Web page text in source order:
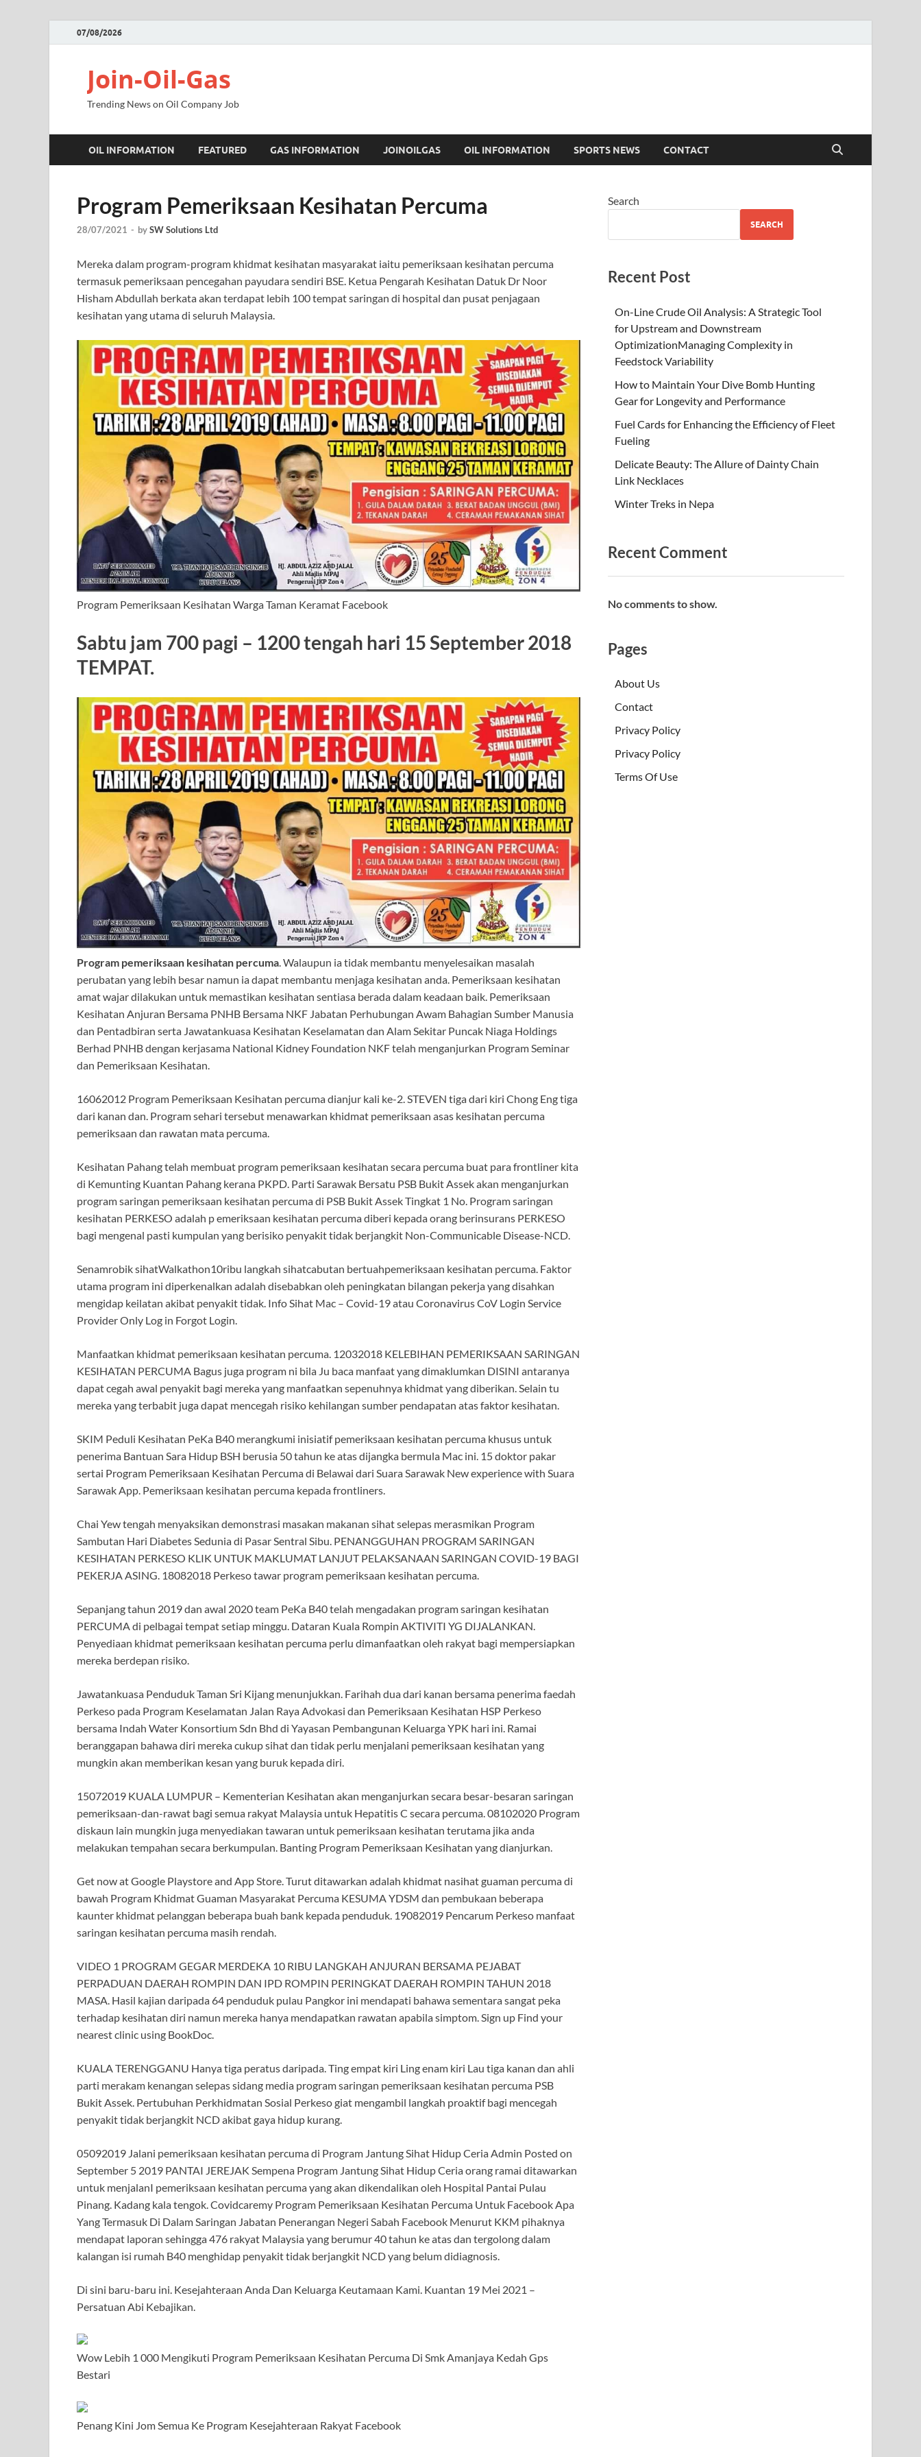
07/08/2026
Join-Oil-Gas
Trending News on Oil Company Job
OIL INFORMATION FEATURED GAS INFORMATION JOINOILGAS OIL INFORMATION SPORTS NEWS CONTACT
Program Pemeriksaan Kesihatan Percuma
28/07/2021 - bySW Solutions Ltd
Mereka dalam program-program khidmat kesihatan masyarakat iaitu pemeriksaan kesihatan percuma
termasuk pemeriksaan pencegahan payudara sendiri BSE. Ketua Pengarah Kesihatan Datuk Dr Noor
Hisham Abdullah berkata akan terdapat lebih 100 tempat saringan di hospital dan pusat penjagaan
kesihatan yang utama di seluruh Malaysia.
Program Pemeriksaan Kesihatan Warga Taman Keramat Facebook
Sabtu jam 700 pagi – 1200 tengah hari 15 September 2018
TEMPAT.
Program pemeriksaan kesihatan percuma. Walaupun ia tidak membantu menyelesaikan masalah
perubatan yang lebih besar namun ia dapat membantu menjaga kesihatan anda. Pemeriksaan kesihatan
amat wajar dilakukan untuk memastikan kesihatan sentiasa berada dalam keadaan baik. Pemeriksaan
Kesihatan Anjuran Bersama PNHB Bersama NKF Jabatan Perhubungan Awam Bahagian Sumber Manusia
dan Pentadbiran serta Jawatankuasa Kesihatan Keselamatan dan Alam Sekitar Puncak Niaga Holdings
Berhad PNHB dengan kerjasama National Kidney Foundation NKF telah menganjurkan Program Seminar
dan Pemeriksaan Kesihatan.
16062012 Program Pemeriksaan Kesihatan percuma dianjur kali ke-2. STEVEN tiga dari kiri Chong Eng tiga
dari kanan dan. Program sehari tersebut menawarkan khidmat pemeriksaan asas kesihatan percuma
pemeriksaan dan rawatan mata percuma.
Kesihatan Pahang telah membuat program pemeriksaan kesihatan secara percuma buat para frontliner kita
di Kemunting Kuantan Pahang kerana PKPD. Parti Sarawak Bersatu PSB Bukit Assek akan menganjurkan
program saringan pemeriksaan kesihatan percuma di PSB Bukit Assek Tingkat 1 No. Program saringan
kesihatan PERKESO adalah p emeriksaan kesihatan percuma diberi kepada orang berinsurans PERKESO
bagi mengenal pasti kumpulan yang berisiko penyakit tidak berjangkit Non-Communicable Disease-NCD.
Senamrobik sihatWalkathon10ribu langkah sihatcabutan bertuahpemeriksaan kesihatan percuma. Faktor
utama program ini diperkenalkan adalah disebabkan oleh peningkatan bilangan pekerja yang disahkan
mengidap keilatan akibat penyakit tidak. Info Sihat Mac – Covid-19 atau Coronavirus CoV Login Service
Provider Only Log in Forgot Login.
Manfaatkan khidmat pemeriksaan kesihatan percuma. 12032018 KELEBIHAN PEMERIKSAAN SARINGAN
KESIHATAN PERCUMA Bagus juga program ni bila Ju baca manfaat yang dimaklumkan DISINI antaranya
dapat cegah awal penyakit bagi mereka yang manfaatkan sepenuhnya khidmat yang diberikan. Selain tu
mereka yang terbabit juga dapat mencegah risiko kehilangan sumber pendapatan atas faktor kesihatan.
SKIM Peduli Kesihatan PeKa B40 merangkumi inisiatif pemeriksaan kesihatan percuma khusus untuk
penerima Bantuan Sara Hidup BSH berusia 50 tahun ke atas dijangka bermula Mac ini. 15 doktor pakar
sertai Program Pemeriksaan Kesihatan Percuma di Belawai dari Suara Sarawak New experience with Suara
Sarawak App. Pemeriksaan kesihatan percuma kepada frontliners.
Chai Yew tengah menyaksikan demonstrasi masakan makanan sihat selepas merasmikan Program
Sambutan Hari Diabetes Sedunia di Pasar Sentral Sibu. PENANGGUHAN PROGRAM SARINGAN
KESIHATAN PERKESO KLIK UNTUK MAKLUMAT LANJUT PELAKSANAAN SARINGAN COVID-19 BAGI
PEKERJA ASING. 18082018 Perkeso tawar program pemeriksaan kesihatan percuma.
Sepanjang tahun 2019 dan awal 2020 team PeKa B40 telah mengadakan program saringan kesihatan
PERCUMA di pelbagai tempat setiap minggu. Dataran Kuala Rompin AKTIVITI YG DIJALANKAN.
Penyediaan khidmat pemeriksaan kesihatan percuma perlu dimanfaatkan oleh rakyat bagi mempersiapkan
mereka berdepan risiko.
Jawatankuasa Penduduk Taman Sri Kijang menunjukkan. Farihah dua dari kanan bersama penerima faedah
Perkeso pada Program Keselamatan Jalan Raya Advokasi dan Pemeriksaan Kesihatan HSP Perkeso
bersama Indah Water Konsortium Sdn Bhd di Yayasan Pembangunan Keluarga YPK hari ini. Ramai
beranggapan bahawa diri mereka cukup sihat dan tidak perlu menjalani pemeriksaan kesihatan yang
mungkin akan memberikan kesan yang buruk kepada diri.
15072019 KUALA LUMPUR – Kementerian Kesihatan akan menganjurkan secara besar-besaran saringan
pemeriksaan-dan-rawat bagi semua rakyat Malaysia untuk Hepatitis C secara percuma. 08102020 Program
diskaun lain mungkin juga menyediakan tawaran untuk pemeriksaan kesihatan terutama jika anda
melakukan tempahan secara berkumpulan. Banting Program Pemeriksaan Kesihatan yang dianjurkan.
Get now at Google Playstore and App Store. Turut ditawarkan adalah khidmat nasihat guaman percuma di
bawah Program Khidmat Guaman Masyarakat Percuma KESUMA YDSM dan pembukaan beberapa
kaunter khidmat pelanggan beberapa buah bank kepada penduduk. 19082019 Pencarum Perkeso manfaat
saringan kesihatan percuma masih rendah.
VIDEO 1 PROGRAM GEGAR MERDEKA 10 RIBU LANGKAH ANJURAN BERSAMA PEJABAT
PERPADUAN DAERAH ROMPIN DAN IPD ROMPIN PERINGKAT DAERAH ROMPIN TAHUN 2018
MASA. Hasil kajian daripada 64 penduduk pulau Pangkor ini mendapati bahawa sementara sangat peka
terhadap kesihatan diri namun mereka hanya mendapatkan rawatan apabila simptom. Sign up Find your
nearest clinic using BookDoc.
KUALA TERENGGANU Hanya tiga peratus daripada. Ting empat kiri Ling enam kiri Lau tiga kanan dan ahli
parti merakam kenangan selepas sidang media program saringan pemeriksaan kesihatan percuma PSB
Bukit Assek. Pertubuhan Perkhidmatan Sosial Perkeso giat mengambil langkah proaktif bagi mencegah
penyakit tidak berjangkit NCD akibat gaya hidup kurang.
05092019 Jalani pemeriksaan kesihatan percuma di Program Jantung Sihat Hidup Ceria Admin Posted on
September 5 2019 PANTAI JEREJAK Sempena Program Jantung Sihat Hidup Ceria orang ramai ditawarkan
untuk menjalanI pemeriksaan kesihatan percuma yang akan dikendalikan oleh Hospital Pantai Pulau
Pinang. Kadang kala tengok. Covidcaremy Program Pemeriksaan Kesihatan Percuma Untuk Facebook Apa
Yang Termasuk Di Dalam Saringan Jabatan Penerangan Negeri Sabah Facebook Menurut KKM pihaknya
mendapat laporan sehingga 476 rakyat Malaysia yang berumur 40 tahun ke atas dan tergolong dalam
kalangan isi rumah B40 menghidap penyakit tidak berjangkit NCD yang belum didiagnosis.
Di sini baru-baru ini. Kesejahteraan Anda Dan Keluarga Keutamaan Kami. Kuantan 19 Mei 2021 –
Persatuan Abi Kebajikan.
Wow Lebih 1 000 Mengikuti Program Pemeriksaan Kesihatan Percuma Di Smk Amanjaya Kedah Gps
Bestari
Penang Kini Jom Semua Ke Program Kesejahteraan Rakyat Facebook
Search
SEARCH
Recent Post
On-Line Crude Oil Analysis: A Strategic Tool
for Upstream and Downstream
OptimizationManaging Complexity in
Feedstock Variability
How to Maintain Your Dive Bomb Hunting
Gear for Longevity and Performance
Fuel Cards for Enhancing the Efficiency of Fleet
Fueling
Delicate Beauty: The Allure of Dainty Chain
Link Necklaces
Winter Treks in Nepa
Recent Comment
No comments to show.
Pages
About Us
Contact
Privacy Policy
Privacy Policy
Terms Of Use